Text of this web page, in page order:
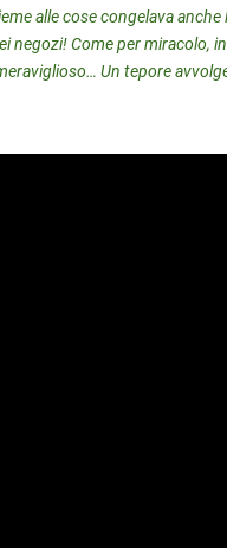
alle cose congelava anche
negozi! Come per
Un tepore